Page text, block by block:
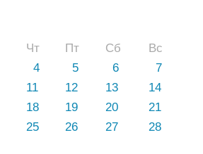
Чт Пт Сб
Вс
4 5 6
7
11 12 13
14
18 19 20
21
25 26 27
28